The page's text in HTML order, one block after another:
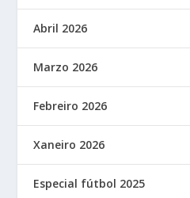
Abril 2026
Marzo 2026
Febreiro 2026
Xaneiro 2026
Especial fútbol 2025